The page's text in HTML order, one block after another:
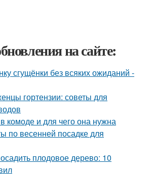
на сайте:
сгущёнки без всяких ожиданий -
гортензии: советы для
комоде и для чего она нужна
по весенней посадке для
плодовое дерево: 10